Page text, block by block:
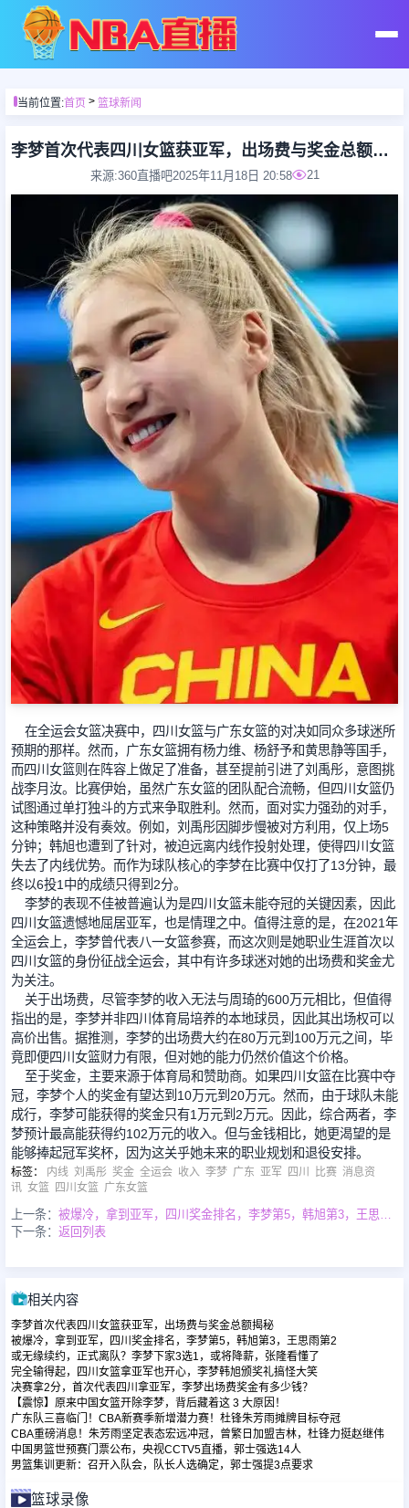
首页
足球直播
篮球直播
足球录像
篮球录像
足球集锦
足球新闻
篮球新闻
当前位置:首页> 篮球新闻
李梦首次代表四川女篮获亚军，出场费与奖金总额揭秘
来源:360直播吧2025年11月18日 20:58 21
在全运会女篮决赛中，四川女篮与广东女篮的对决如同众多球迷所
预期的那样。然而，广东女篮拥有杨力维、杨舒予和黄思静等国手，
而四川女篮则在阵容上做足了准备，甚至提前引进了刘禹彤，意图挑
战李月汝。比赛伊始，虽然广东女篮的团队配合流畅，但四川女篮仍
试图通过单打独斗的方式来争取胜利。然而，面对实力强劲的对手，
这种策略并没有奏效。例如，刘禹彤因脚步慢被对方利用，仅上场5
分钟；韩旭也遭到了针对，被迫远离内线作投射处理，使得四川女篮
失去了内线优势。而作为球队核心的李梦在比赛中仅打了13分钟，最
终以6投1中的成绩只得到2分。
李梦的表现不佳被普遍认为是四川女篮未能夺冠的关键因素，因此
四川女篮遗憾地屈居亚军，也是情理之中。值得注意的是，在2021年
全运会上，李梦曾代表八一女篮参赛，而这次则是她职业生涯首次以
四川女篮的身份征战全运会，其中有许多球迷对她的出场费和奖金尤
为关注。
关于出场费，尽管李梦的收入无法与周琦的600万元相比，但值得
指出的是，李梦并非四川体育局培养的本地球员，因此其出场权可以
高价出售。据推测，李梦的出场费大约在80万元到100万元之间，毕
竟即便四川女篮财力有限，但对她的能力仍然价值这个价格。
至于奖金，主要来源于体育局和赞助商。如果四川女篮在比赛中夺
冠，李梦个人的奖金有望达到10万元到20万元。然而，由于球队未能
成行，李梦可能获得的奖金只有1万元到2万元。因此，综合两者，李
梦预计最高能获得约102万元的收入。但与金钱相比，她更渴望的是
能够捧起冠军奖杯，因为这关乎她未来的职业规划和退役安排。
标签： 内线 刘禹彤 奖金 全运会 收入 李梦 广东 亚军 四川 比赛 消息资
讯 女篮 四川女篮 广东女篮
上一条：
下一条： 返回列表
相关内容
李梦首次代表四川女篮获亚军，出场费与奖金总额揭秘
被爆冷，拿到亚军，四川奖金排名，李梦第5，韩旭第3，王思雨第2
或无缘续约，正式离队？李梦下家3选1，或将降薪，张隆看懂了
完全输得起，四川女篮拿亚军也开心，李梦韩旭颁奖礼搞怪大笑
决赛拿2分，首次代表四川拿亚军，李梦出场费奖金有多少钱？
【震惊】原来中国女篮开除李梦，背后藏着这 3 大原因！
广东队三喜临门！CBA新赛季新增潜力赛！杜锋朱芳雨摊牌目标夺冠
CBA重磅消息！朱芳雨坚定表态宏远冲冠，曾繁日加盟吉林，杜锋力挺赵继伟
中国男篮世预赛门票公布，央视CCTV5直播，郭士强选14人
男篮集训更新：召开入队会，队长人选确定，郭士强提3点要求
篮球录像